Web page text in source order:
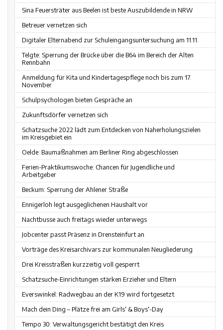
Sina Feuersträter aus Beelen ist beste Auszubildende in NRW
Betreuer vernetzen sich
Digitaler Elternabend zur Schuleingangsuntersuchung am 11.11.
Telgte: Sperrung der Brücke über die B64 im Bereich der Alten
Rennbahn
Anmeldung für Kita und Kindertagespflege noch bis zum 17.
November
Schulpsychologen bieten Gespräche an
Zukunftsdörfer vernetzen sich
Schatzsuche 2022 lädt zum Entdecken von Naherholungszielen
im Kreisgebiet ein
Oelde: Baumaßnahmen am Berliner Ring abgeschlossen
Ferien-Praktikumswoche: Chancen für Jugendliche und
Arbeitgeber
Beckum: Sperrung der Ahlener Straße
Ennigerloh legt ausgeglichenen Haushalt vor
Nachtbusse auch freitags wieder unterwegs
Jobcenter passt Präsenz in Drensteinfurt an
Vorträge des Kreisarchivars zur kommunalen Neugliederung
Drei Kreisstraßen kurzzeitig voll gesperrt
Schatzsuche-Einrichtungen stärken Erzieher und Eltern
Everswinkel: Radwegbau an der K19 wird fortgesetzt
Mach dein Ding – Plätze frei am Girls‘ & Boys‘-Day
Tempo 30: Verwaltungsgericht bestätigt den Kreis